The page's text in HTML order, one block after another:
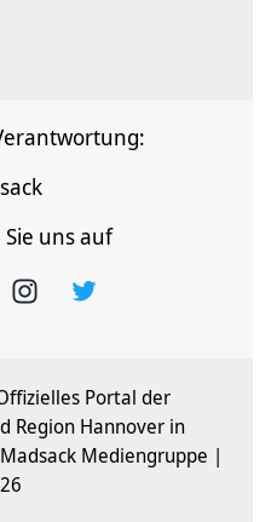
uns auf
Portal der
Region Hannover in
Mediengruppe |